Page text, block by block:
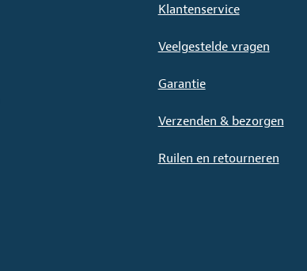
Klantenservice
Veelgestelde vragen
Garantie
Verzenden & bezorgen
Ruilen en retourneren